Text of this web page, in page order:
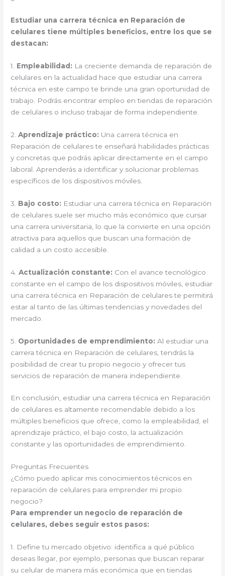
Estudiar una carrera técnica en Reparación de
celulares tiene múltiples beneficios, entre los que se
destacan:
1. Empleabilidad: La creciente demanda de reparación de
celulares en la actualidad hace que estudiar una carrera
técnica en este campo te brinde una gran oportunidad de
trabajo. Podrás encontrar empleo en tiendas de reparación
de celulares o incluso trabajar de forma independiente.
2.Aprendizaje práctico: Una carrera técnica en
Reparación de celulares te enseñará habilidades prácticas
y concretas que podrás aplicar directamente en el campo
laboral. Aprenderás a identificar y solucionar problemas
específicos de los dispositivos móviles.
3. Bajo costo: Estudiar una carrera técnica en Reparación
de celulares suele ser mucho más económico que cursar
una carrera universitaria, lo que la convierte en una opción
atractiva para aquellos que buscan una formación de
calidad a un costo accesible.
4.Actualización constante: Con el avance tecnológico
constante en el campo de los dispositivos móviles, estudiar
una carrera técnica en Reparación de celulares te permitirá
estar al tanto de las últimas tendencias y novedades del
mercado.
5. Oportunidades de emprendimiento: Al estudiar una
carrera técnica en Reparación de celulares, tendrás la
posibilidad de crear tu propio negocio y ofrecer tus
servicios de reparación de manera independiente.
En conclusión, estudiar una carrera técnica en Reparación
de celulares es altamente recomendable debido a los
múltiples beneficios que ofrece, como la empleabilidad, el
aprendizaje práctico, el bajo costo, la actualización
constante y las oportunidades de emprendimiento.
Preguntas Frecuentes
¿Cómo puedo aplicar mis conocimientos técnicos en
reparación de celulares para emprender mi propio
negocio?
Para emprender un negocio de reparación de
celulares, debes seguir estos pasos:
1. Define tu mercado objetivo: identifica a qué público
deseas llegar, por ejemplo, personas que buscan reparar
su celular de manera más económica que en tiendas